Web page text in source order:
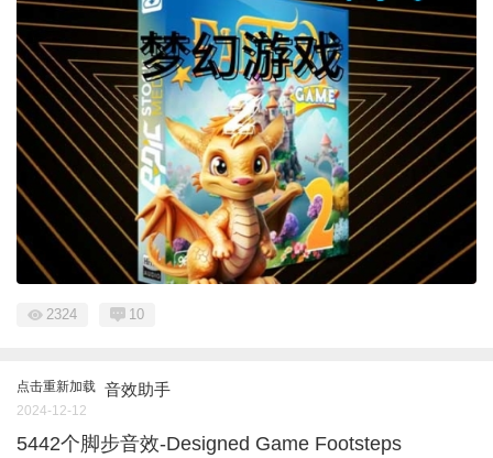
2324 10
点击重新加载 音效助手
2024-12-12
5442个脚步音效-Designed Game Footsteps